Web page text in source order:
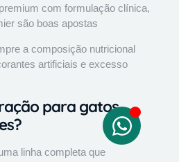
com formulação clínica,
são boas apostas
a composição nutricional
artificiais e excesso
para gatos
linha completa que